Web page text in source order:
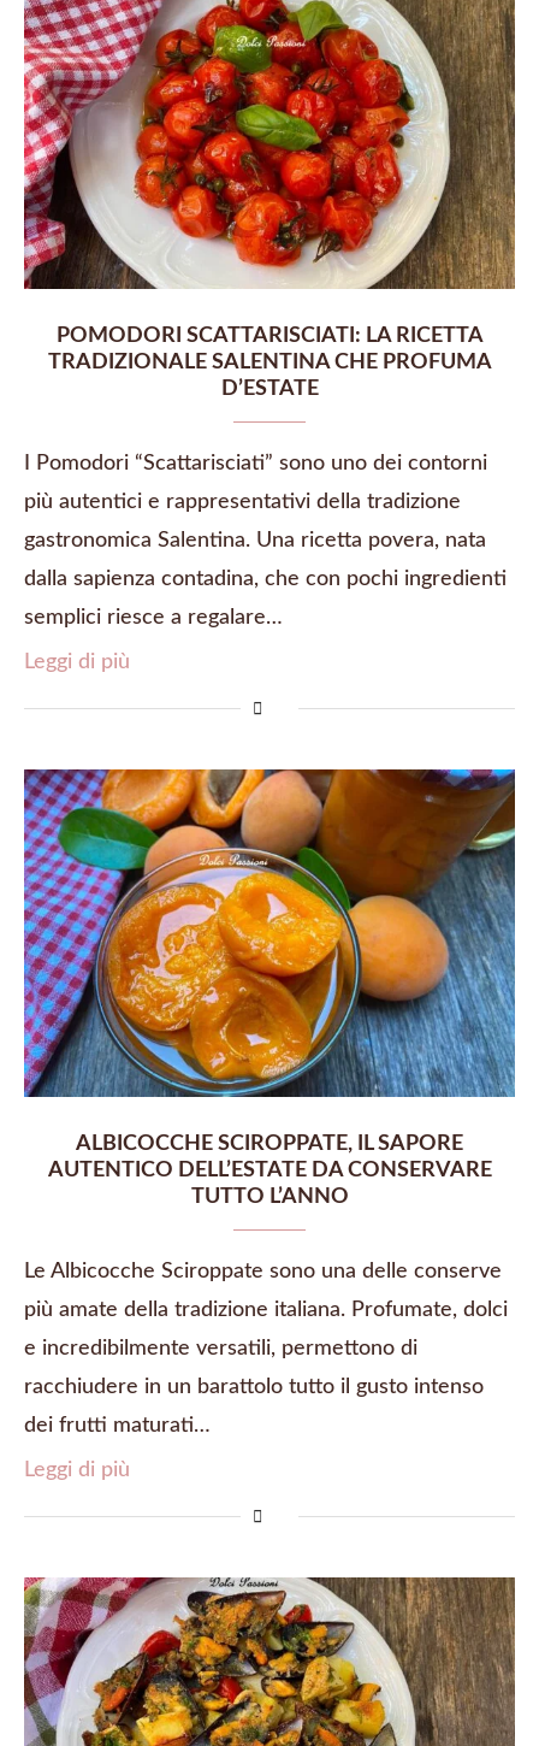
POMODORI SCATTARISCIATI: LA RICETTA
TRADIZIONALE SALENTINA CHE PROFUMA
D’ESTATE
I Pomodori “Scattarisciati” sono uno dei contorni
più autentici e rappresentativi della tradizione
gastronomica Salentina. Una ricetta povera, nata
dalla sapienza contadina, che con pochi ingredienti
semplici riesce a regalare…
Leggi di più
ALBICOCCHE SCIROPPATE, IL SAPORE
AUTENTICO DELL’ESTATE DA CONSERVARE
TUTTO L’ANNO
Le Albicocche Sciroppate sono una delle conserve
più amate della tradizione italiana. Profumate, dolci
e incredibilmente versatili, permettono di
racchiudere in un barattolo tutto il gusto intenso
dei frutti maturati…
Leggi di più